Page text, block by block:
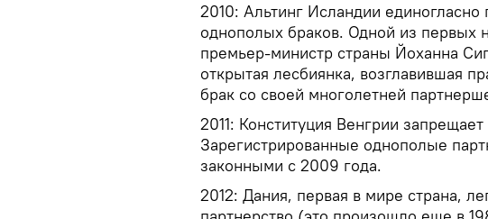
2010: Альтинг Исландии единогласно
однополых браков. Одной из первых
премьер-министр страны Йоханна
открытая лесбиянка, возглавившая
брак со своей многолетней
2011: Конституция Венгрии
Зарегистрированные однополые
законными с 2009 года.
2012: Дания, первая в мире страна,